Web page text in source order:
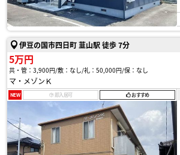
伊豆の国市四日町 韮山駅 徒歩 7分
5万円
共・管：3,900円 敷：なし 礼：50,000円 保：なし
マ・メゾンＫ
NEW 即入居可 おすすめ